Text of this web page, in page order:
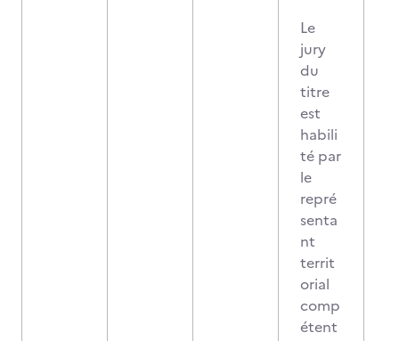
Le
jury
du
titre
est
habili
té par
le
repré
senta
nt
territ
orial
comp
étent